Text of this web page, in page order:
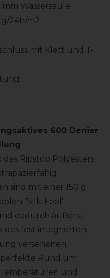
Wassersäule
24h/m2
mit Klett und T-
600 Denier
Ripstop Polyesters
sind mit einer 150 g
"Silk-Feel" -
dadurch äußerst
des fest integrierten,
versehenen,
perfekte Rund um
und